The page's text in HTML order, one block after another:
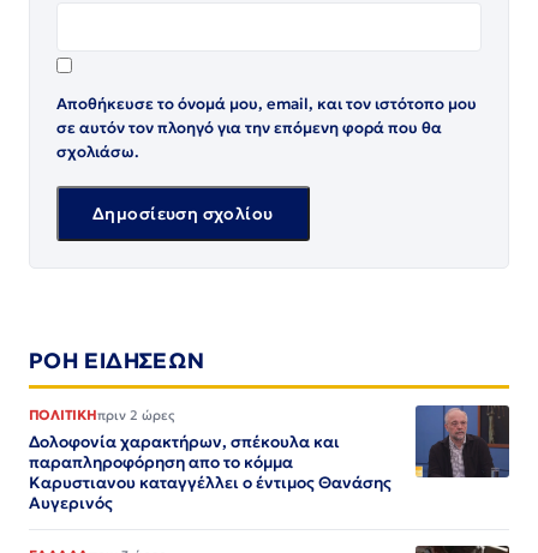
Αποθήκευσε το όνομά μου, email, και τον ιστότοπο μου
σε αυτόν τον πλοηγό για την επόμενη φορά που θα
σχολιάσω.
ΡΟΗ ΕΙΔΗΣΕΩΝ
ΠΟΛΙΤΙΚΗπριν 2 ώρες
Δολοφονία χαρακτήρων, σπέκουλα και
παραπληροφόρηση απο το κόμμα
Καρυστιανου καταγγέλλει ο έντιμος Θανάσης
Αυγερινός